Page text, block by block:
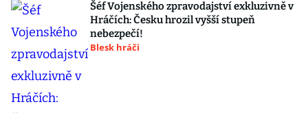
Šéf Vojenského zpravodajství exkluzivně v
Hráčích: Česku hrozil vyšší stupeň
nebezpečí!
Blesk hráči